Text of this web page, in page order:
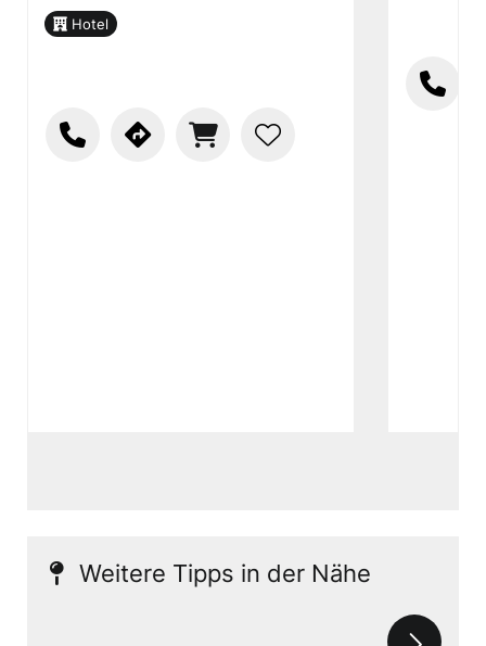
Hotel
Weitere Tipps in der Nähe